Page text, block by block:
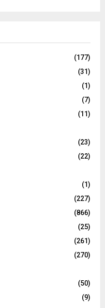
(177)
(31)
(1)
(7)
(11)
(23)
(22)
(1)
(227)
(866)
(25)
(261)
(270)
(50)
(9)